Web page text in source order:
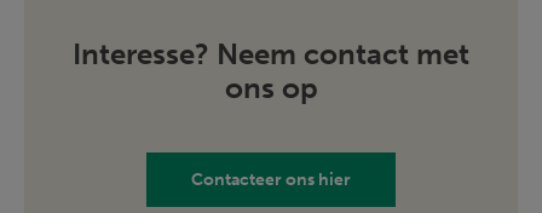
Interesse? Neem contact met
ons op
Contacteer ons hier